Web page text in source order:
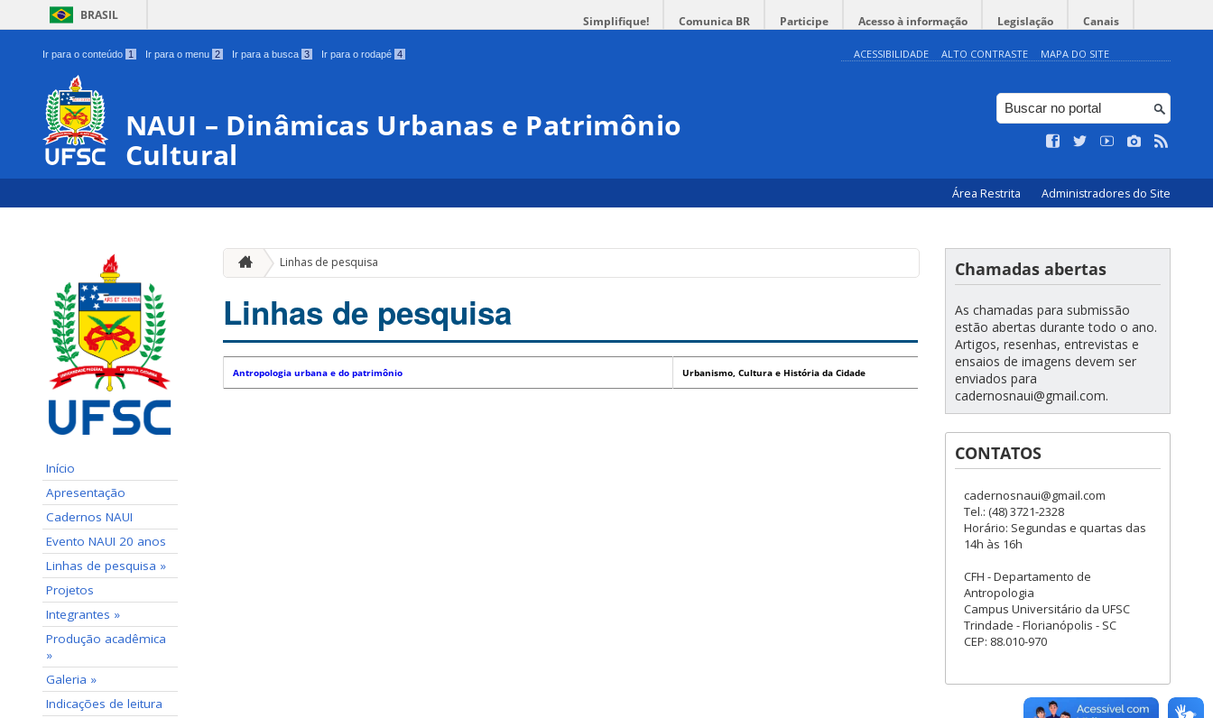
BRASIL Simplifique! Comunica BR Participe Acesso à informação Legislação Canais
Ir para o conteúdo 1 Ir para o menu 2 Ir para a busca 3 Ir para o rodapé 4 ACESSIBILIDADE ALTO CONTRASTE MAPA DO SITE
NAUI – Dinâmicas Urbanas e Patrimônio
Cultural
Área Restrita Administradores do Site
Início
Apresentação
Cadernos NAUI
Evento NAUI 20 anos
Linhas de pesquisa »
Projetos
Integrantes »
Produção acadêmica
»
Galeria »
Indicações de leitura
Linhas de pesquisa
Linhas de pesquisa
Antropologia urbana e do patrimônio Urbanismo, Cultura e História da Cidade
Chamadas abertas
As chamadas para submissão
estão abertas durante todo o ano.
Artigos, resenhas, entrevistas e
ensaios de imagens devem ser
enviados para
cadernosnaui@gmail.com.
CONTATOS
cadernosnaui@gmail.com
Tel.: (48) 3721-2328
Horário: Segundas e quartas das
14h às 16h
CFH - Departamento de
Antropologia
Campus Universitário da UFSC
Trindade - Florianópolis - SC
CEP: 88.010-970